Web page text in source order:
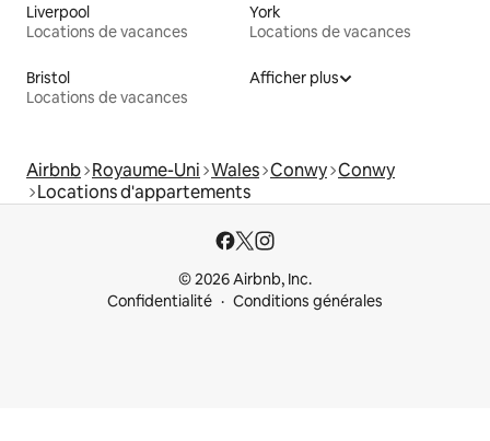
Liverpool
Locations de vacances
York
Locations de vacances
Bristol
Locations de vacances
Afficher plus
Airbnb Royaume-Uni Wales Conwy Conwy
Locations d'appartements
© 2026 Airbnb, Inc.
Confidentialité
Conditions générales